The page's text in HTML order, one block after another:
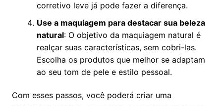
corretivo leve já pode fazer a diferença.
Use a maquiagem para destacar sua beleza
natural: O objetivo da maquiagem natural é
realçar suas características, sem cobri-las.
Escolha os produtos que melhor se adaptam
ao seu tom de pele e estilo pessoal.
Com esses passos, você poderá criar uma